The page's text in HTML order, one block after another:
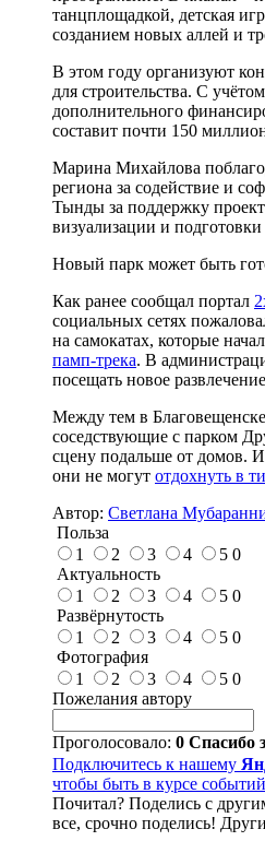
танцплощадкой, детская
созданием новых аллей и
В этом году организуют
для строительства. С
дополнительного
составит почти 150
Марина Михайлова
региона за содействие и
Тынды за поддержку
визуализации и
Новый парк может быть
Как ранее сообщал портал
социальных сетях
на самокатах, которые
памп-трека. В
посещать новое
Между тем в
соседствующие с парком
сцену подальше от домов.
они не могут отдохнуть в
Автор: Светлана
Польза
1
2 3 4 5 0
Актуальность
1
2 3 4 5 0
Развёрнутость
1
2 3 4 5 0
Фотография
1
2 3 4 5 0
Пожелания автору
Проголосовало: 0 Спасибо
Подключитесь к нашему
чтобы быть в курсе
Почитал? Поделись с
все, срочно поделись!